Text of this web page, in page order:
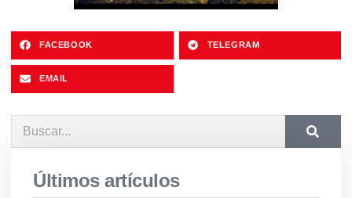
FACEBOOK TELEGRAM
EMAIL
Últimos artículos